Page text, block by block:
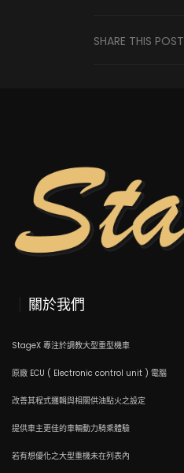
SHARE THIS POST
關於我們
StageX 專注於調教大型重型機車
原廠 ECU ( Electronic control unit ) 電腦
改善其程式邏輯與相關供油點火之設定
提供車主更佳的車輛動力騎乘體驗
若有想優化之大型重機未在列表內